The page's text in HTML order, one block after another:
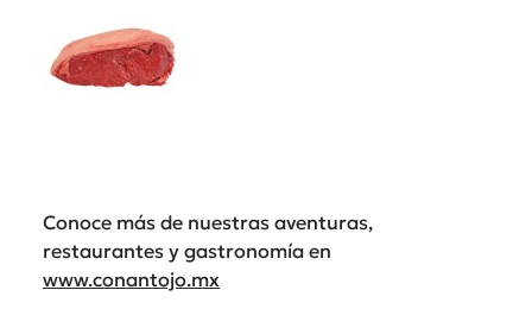
Conoce más de nuestras aventuras,
restaurantes y gastronomía en
www.conantojo.mx